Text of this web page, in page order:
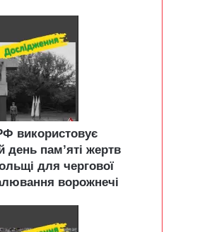
використовує
день пам’яті жертв
для чергової
ворожнечі